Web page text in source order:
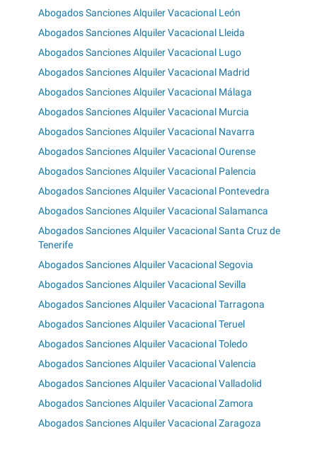
Abogados Sanciones Alquiler Vacacional León
Abogados Sanciones Alquiler Vacacional Lleida
Abogados Sanciones Alquiler Vacacional Lugo
Abogados Sanciones Alquiler Vacacional Madrid
Abogados Sanciones Alquiler Vacacional Málaga
Abogados Sanciones Alquiler Vacacional Murcia
Abogados Sanciones Alquiler Vacacional Navarra
Abogados Sanciones Alquiler Vacacional Ourense
Abogados Sanciones Alquiler Vacacional Palencia
Abogados Sanciones Alquiler Vacacional Pontevedra
Abogados Sanciones Alquiler Vacacional Salamanca
Abogados Sanciones Alquiler Vacacional Santa Cruz de
Tenerife
Abogados Sanciones Alquiler Vacacional Segovia
Abogados Sanciones Alquiler Vacacional Sevilla
Abogados Sanciones Alquiler Vacacional Tarragona
Abogados Sanciones Alquiler Vacacional Teruel
Abogados Sanciones Alquiler Vacacional Toledo
Abogados Sanciones Alquiler Vacacional Valencia
Abogados Sanciones Alquiler Vacacional Valladolid
Abogados Sanciones Alquiler Vacacional Zamora
Abogados Sanciones Alquiler Vacacional Zaragoza